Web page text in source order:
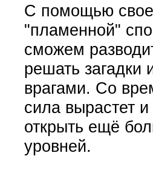
С помощью
"пламенной"
сможем
решать загадки
врагами. Со
сила вырастет
открыть ещё
уровней.